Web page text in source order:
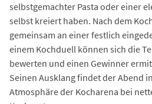
selbstgemachter Pasta oder einer
selbst kreiert haben. Nach dem
gemeinsam an einer festlich
einem Kochduell können sich die
bewerten und einen Gewinner
Seinen Ausklang findet der Abend
Atmosphäre der Kocharena bei